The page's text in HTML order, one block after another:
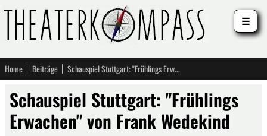
Home Beiträge Schauspiel Stuttgart: "Frühlings Erwachen" von Frank Wedekind
Schauspiel Stuttgart: "Frühlings
Erwachen" von Frank Wedekind
☰